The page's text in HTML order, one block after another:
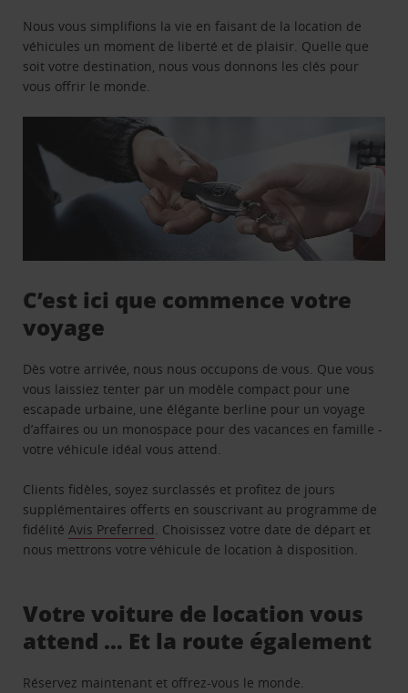
Nous vous simplifions la vie en faisant de la location de
véhicules un moment de liberté et de plaisir. Quelle que
soit votre destination, nous vous donnons les clés pour
vous offrir le monde.
C’est ici que commence votre
voyage
Dès votre arrivée, nous nous occupons de vous. Que vous
vous laissiez tenter par un modèle compact pour une
escapade urbaine, une élégante berline pour un voyage
d’affaires ou un monospace pour des vacances en famille -
votre véhicule idéal vous attend.
Clients fidèles, soyez surclassés et profitez de jours
supplémentaires offerts en souscrivant au programme de
fidélitéAvis Preferred. Choisissez votre date de départ et
nous mettrons votre véhicule de location à disposition.
Votre voiture de location vous
attend … Et la route également
Réservez maintenant et offrez-vous le monde.